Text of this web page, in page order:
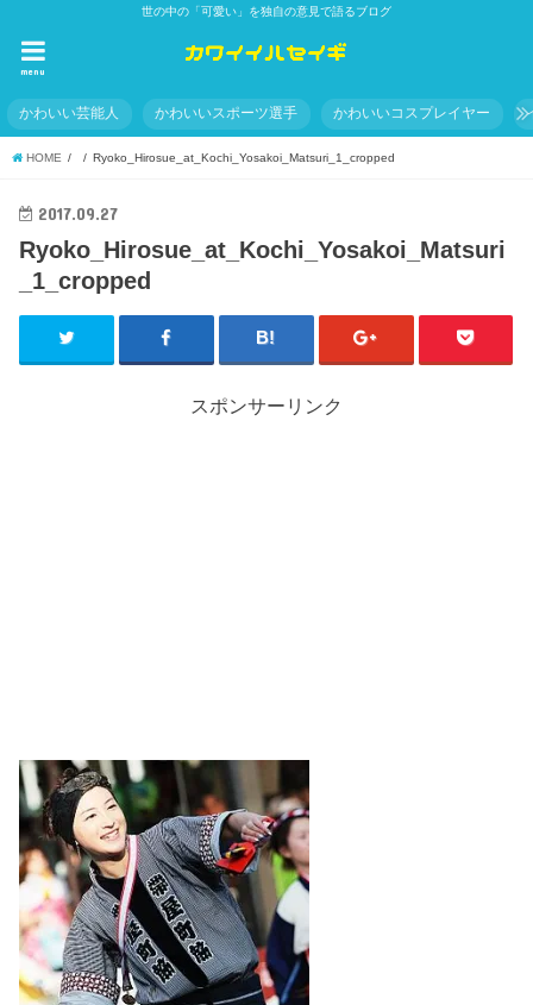
世の中の「可愛い」を独自の意見で語るブログ
menu
かわいい芸能人 かわいいスポーツ選手 かわいいコスプレイヤー
HOME Ryoko_Hirosue_at_Kochi_Yosakoi_Matsuri_1_cropped
2017.09.27
Ryoko_Hirosue_at_Kochi_Yosakoi_Matsuri
_1_cropped
スポンサーリンク